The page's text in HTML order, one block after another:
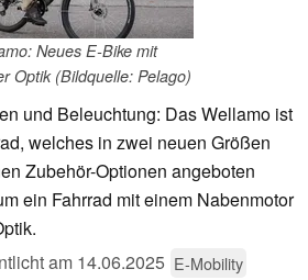
Neues E-Bike mit
Optik (Bildquelle: Pelago)
und Beleuchtung: Das Wellamo ist
welches in zwei neuen Größen
Zubehör-Optionen angeboten
ein Fahrrad mit einem Nabenmotor
am 14.06.2025 E-Mobility